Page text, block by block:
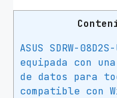
r
ASUS SDRW-
equipada con
de datos para
compatible con